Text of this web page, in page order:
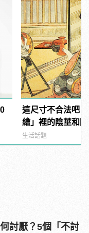
這尺寸不合法吧
繪」裡的陰莖和
生活話題
討厭？5個「不討